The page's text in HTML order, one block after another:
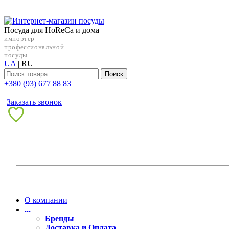
Посуда для HoReCa и дома
импортер
профессиональной
посуды
UA | RU
Поиск
+38‎0 (93) 677 88 83
Заказать звонок
О компании
...
Бренды